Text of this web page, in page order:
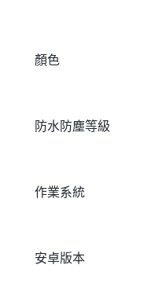
顏色
防水防塵等級
作業系統
安卓版本